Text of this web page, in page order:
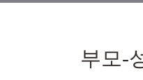
부모-